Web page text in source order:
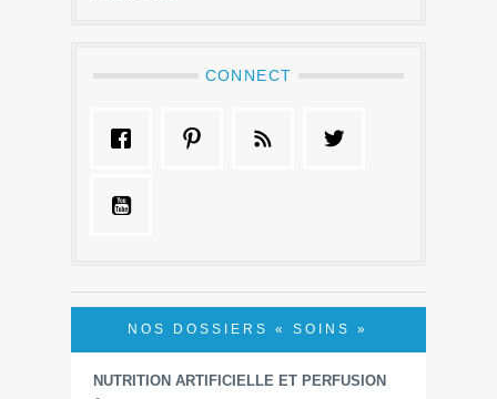
CONNECT
NOS DOSSIERS « SOINS »
NUTRITION ARTIFICIELLE ET PERFUSION